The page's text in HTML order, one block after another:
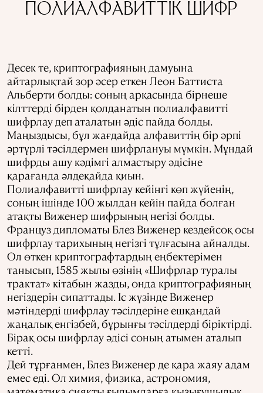
ПОЛИАЛФАВИТТІК ШИФР
Десек те, криптографияның дамуына
айтарлықтай зор әсер еткен Леон Баттиста
Альберти болды: соның арқасында бірнеше
кілттерді бірден қолданатын полиалфавитті
шифрлау деп аталатын әдіс пайда болды.
Маңыздысы, бұл жағдайда алфавиттің бір әрпі
әртүрлі тәсілдермен шифрлануы мүмкін. Мұндай
шифрды ашу кәдімгі алмастыру әдісіне
қарағанда әлдеқайда қиын.
Полиалфавитті шифрлау кейінгі көп жүйенің,
соның ішінде 100 жылдан кейін пайда болған
атақты Виженер шифрының негізі болды.
Француз дипломаты Блез Виженер кездейсоқ осы
шифрлау тарихының негізгі тұлғасына айналды.
Ол өткен криптографтардың еңбектерімен
танысып, 1585 жылы өзінің «Шифрлар туралы
трактат» кітабын жазды, онда криптографияның
негіздерін сипаттады. Іс жүзінде Виженер
мәтіндерді шифрлау тәсілдеріне ешқандай
жаңалық енгізбей, бұрынғы тәсілдерді біріктірді.
Бірақ осы шифрлау әдісі соның атымен аталып
кетті.
Дей тұрғанмен, Блез Виженер де қара жаяу адам
емес еді. Ол химия, физика, астрономия,